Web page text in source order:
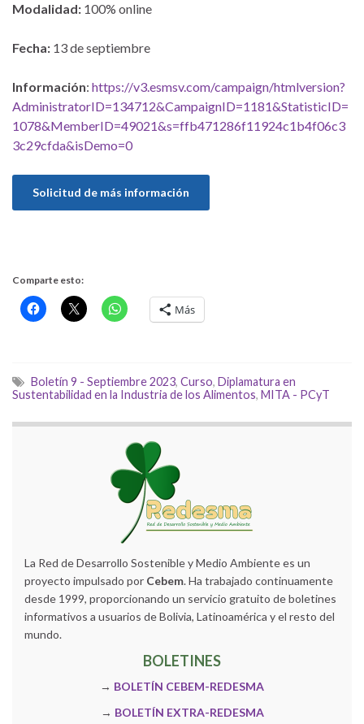
Modalidad: 100% online
Fecha: 13 de septiembre
Información: https://v3.esmsv.com/campaign/htmlversion?
AdministratorID=134712&CampaignID=1181&StatisticID=
1078&MemberID=49021&s=ffb471286f11924c1b4f06c3
3c29cfda&isDemo=0
Solicitud de más información
Comparte esto:
Más
Boletín 9 - Septiembre 2023, Curso, Diplamatura en
Sustentabilidad en la Industria de los Alimentos, MITA - PCyT
La Red de Desarrollo Sostenible y Medio Ambiente es un
proyecto impulsado por Cebem. Ha trabajado continuamente
desde 1999, proporcionando un servicio gratuito de boletines
informativos a usuarios de Bolivia, Latinoamérica y el resto del
mundo.
BOLETINES
→ BOLETÍN CEBEM-REDESMA
→ BOLETÍN EXTRA-REDESMA